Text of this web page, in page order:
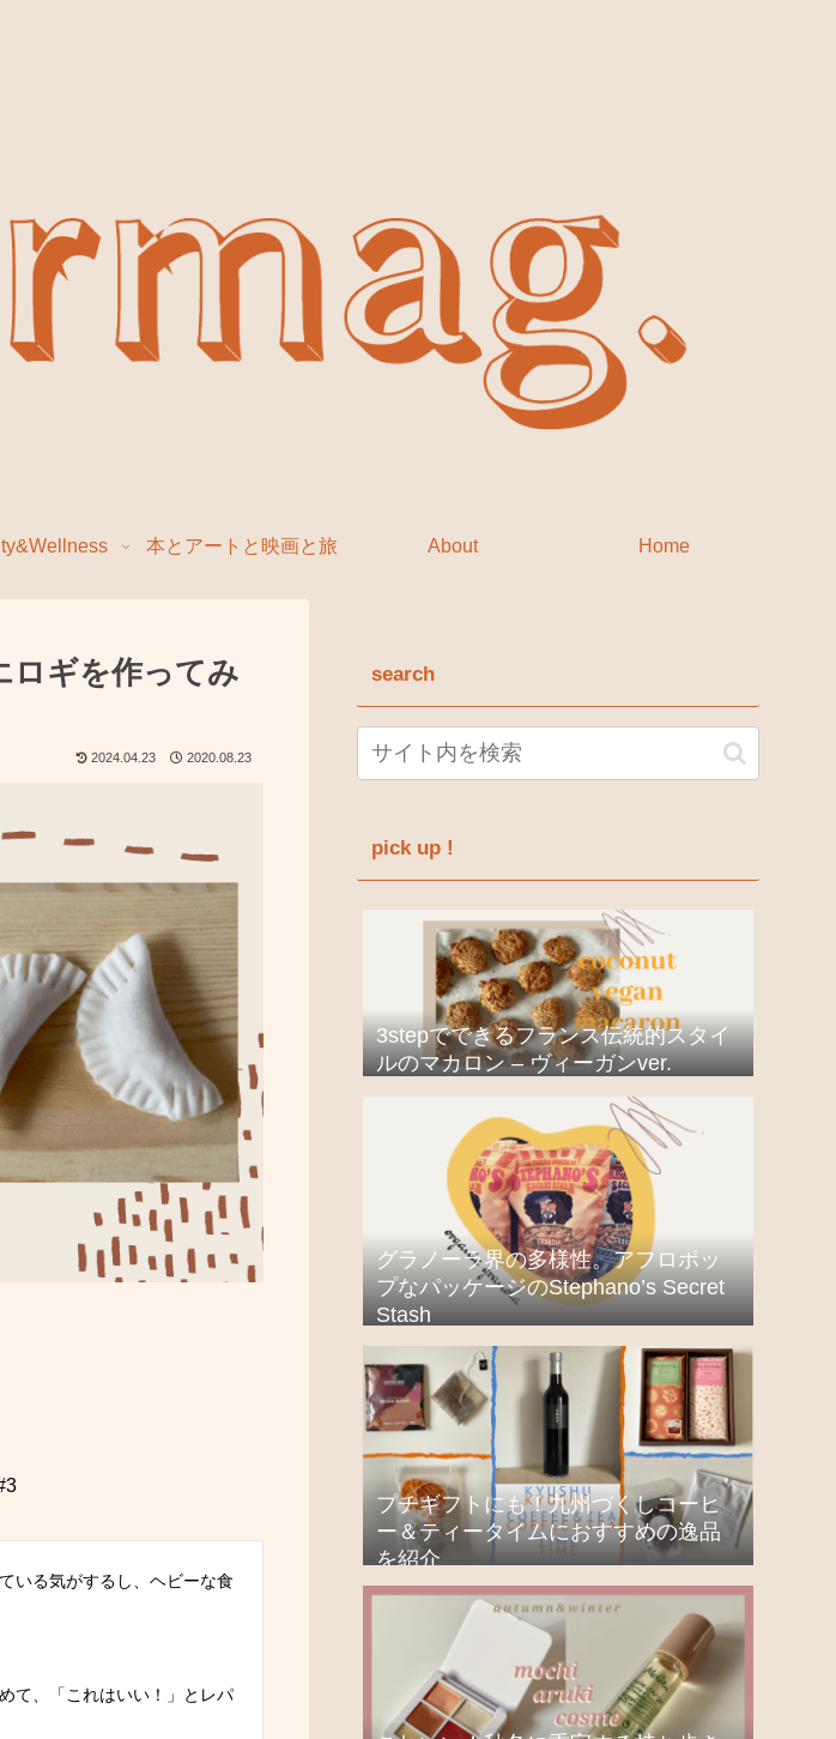
本とアートと映画と旅 About Home
ロギを作ってみ
2024.04.23 2020.08.23
いる気がするし、ヘビーな食
て、「これはいい！」とレパ
search
pick up !
3stepでできるフランス伝統的スタイ
ルのマカロン – ヴィーガンver.
グラノーラ界の多様性。アフロポッ
プなパッケージのStephano’s Secret
Stash
プチギフトにも！九州づくしコーヒ
ー＆ティータイムにおすすめの逸品
を紹介